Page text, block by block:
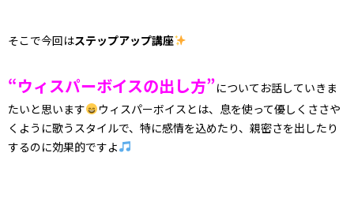
そこで今回はステップアップ講座
“ウィスパーボイスの出し方”についてお話していきま
たいと思います
ウィスパーボイスとは、息を使って優しくささや
くように歌うスタイルで、特に感情を込めたり、親密さを出したり
するのに効果的ですよ